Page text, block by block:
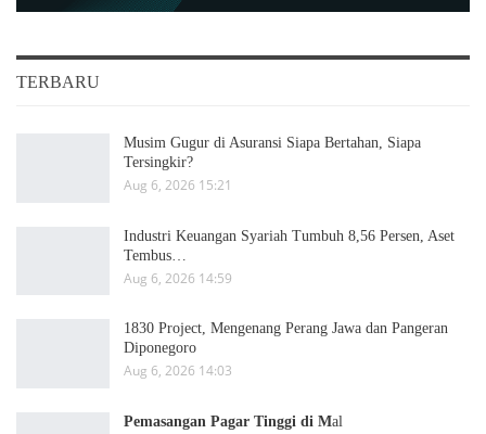
TERBARU
Musim Gugur di Asuransi Siapa Bertahan, Siapa
Tersingkir?
Aug 6, 2026 15:21
Industri Keuangan Syariah Tumbuh 8,56 Persen, Aset
Tembus…
Aug 6, 2026 14:59
1830 Project, Mengenang Perang Jawa dan Pangeran
Diponegoro
Aug 6, 2026 14:03
Pemasangan Pagar Tinggi di Mal